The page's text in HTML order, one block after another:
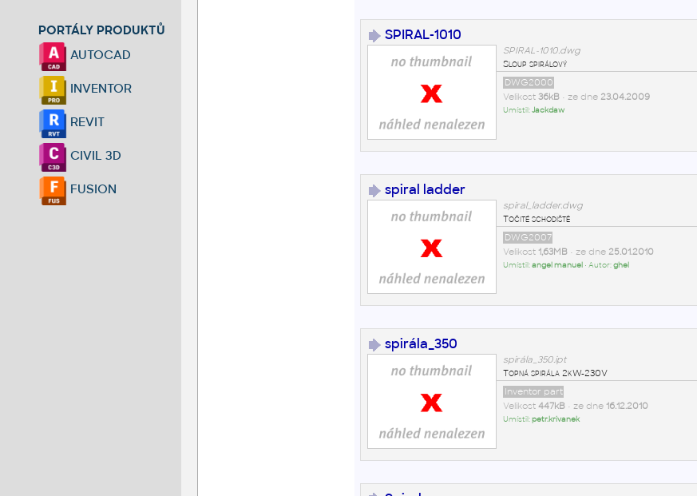
PORTÁLY PRODUKTŮ
AUTOCAD
INVENTOR
REVIT
CIVIL 3D
FUSION
SPIRAL-1010
SPIRAL-1010.dwg
Sloup spirálový
DWG2000
Velikost 36kB• ze dne 23.04.2009
Umístil:Jackdaw
spiral ladder
spiral_ladder.dwg
Točité schodiště
DWG2007
Velikost 1,63MB• ze dne 25.01.2010
Umístil:angel manuel• Autor:ghel
spirála_350
spirála_350.ipt
Topná spirála 2kW-230V
Inventor part
Velikost 447kB• ze dne 16.12.2010
Umístil:petr.krivanek